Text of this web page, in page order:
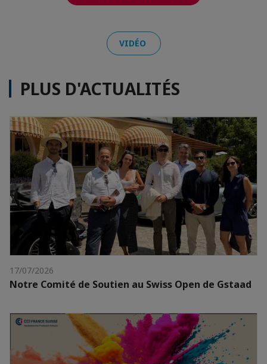
VIDÉO
PLUS D'ACTUALITÉS
17/07/2026
Notre Comité de Soutien au Swiss Open de Gstaad